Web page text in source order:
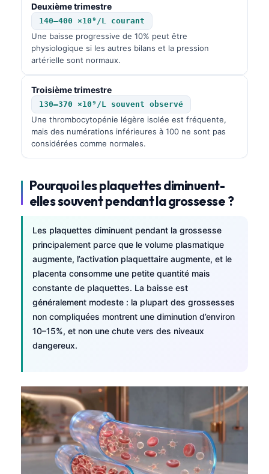
Deuxième trimestre
140–400 ×10⁹/L courant
Une baisse progressive de 10% peut être
physiologique si les autres bilans et la pression
artérielle sont normaux.
Troisième trimestre
130–370 ×10⁹/L souvent observé
Une thrombocytopénie légère isolée est fréquente,
mais des numérations inférieures à 100 ne sont pas
considérées comme normales.
Pourquoi les plaquettes diminuent-
elles souvent pendant la grossesse ?
Les plaquettes diminuent pendant la grossesse
principalement parce que le volume plasmatique
augmente, l’activation plaquettaire augmente, et le
placenta consomme une petite quantité mais
constante de plaquettes. La baisse est
généralement modeste : la plupart des grossesses
non compliquées montrent une diminution d’environ
10–15%, et non une chute vers des niveaux
dangereux.